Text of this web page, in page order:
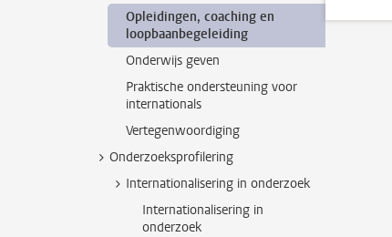
Opleidingen, coaching en
loopbaanbegeleiding
Onderwijs geven
Praktische ondersteuning voor
internationals
Vertegenwoordiging
Onderzoeksprofilering
Internationalisering in onderzoek
Internationalisering in
onderzoek